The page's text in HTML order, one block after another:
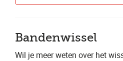
Bandenwissel
Wil je meer weten over het